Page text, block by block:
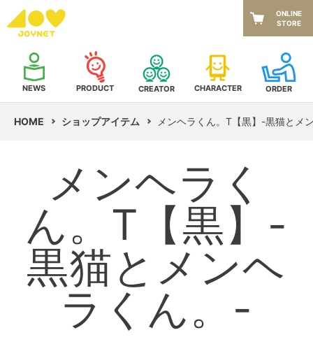
NEWS PRODUCT CREATOR CHARACTER ORDER
ONLINE
STORE
HOME ショップアイテム メンヘラくん。T【黒】-黒猫とメ
メンヘラく
ん。T【黒】-
黒猫とメンヘ
ラくん。-